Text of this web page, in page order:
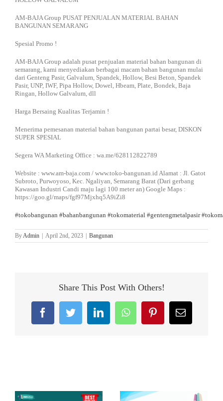
AM-BAJA Group PUSAT PENJUALAN MATERIAL BAHAN
BANGUNAN SEMARANG
Spesial Promo !
AM-BAJA Group adalah pusat penjualan material bahan bangunan di
semarang, kami menyediakan berbagai macam bahan bangunan mulai
dari Genteng Pasir, Galvalum, Spandek, Hollow, Besi Beton, Spandek
Pasir, UNP, IWF, Pipa Hollow, Dowel, Hbeam, Plate, Bondek, Baja
Ringan, Hollow Galvalum, dll
Harga Bersaing Kualitas Terjamin !
Menerima pemesanan material bahan bangunan partai besar, DISKON
SUPER SPESIAL
Segera WA Marketing Office : wa.me/628112822789
Website : www.am-baja.com / www.toko-bangunan.id Alamat : Jl. Gatot
Subroto, Purwoyoso, Kec. Ngaliyan, Semarang Barat (Dari gerbang
Kawasan Industri Candi maju lagi 100 meter an) Google Maps :
https://goo.gl/maps/fgf97Mjxhq5A9iZi8
#tokobangunan #bahanbangunan #tokomaterial #gentengmetalpasir
ByAdmin April 2nd, 2023 Bangunan
Share This Post With Others!
FacebookTwitterLinkedInWhatsAppPinterestEmail